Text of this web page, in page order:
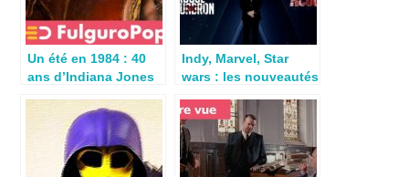
Un été en 1984 : 40
ans d’Indiana Jones
Indy, Marvel, Star
wars : les nouveautés
Disney